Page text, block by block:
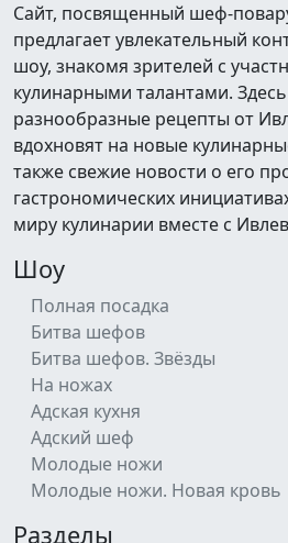
Сайт, посвященный шеф-
предлагает увлекательный
шоу, знакомя зрителей с
кулинарными талантами.
разнообразные рецепты от
вдохновят на новые
также свежие новости о его
гастрономических
миру кулинарии вместе с
Шоу
Полная посадка
Битва шефов
Битва шефов. Звёзды
На ножах
Адская кухня
Адский шеф
Молодые ножи
Молодые ножи. Новая кровь
Разделы